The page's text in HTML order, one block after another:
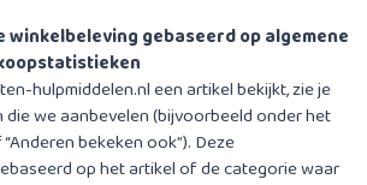
winkelbeleving gebaseerd op algemene
hulpmiddelen.nl een artikel bekijkt, zie je
we aanbevelen (bijvoorbeeld onder het
bekeken ook”). Deze
op het artikel of de categorie waar